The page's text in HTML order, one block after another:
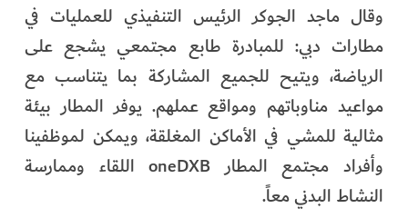
وقال ماجد الجوكر الرئيس التنفيذي للعمليات في
مطارات دبي: للمبادرة طابع مجتمعي يشجع على
الرياضة، ويتيح للجميع المشاركة بما يتناسب مع
مواعيد مناوباتهم ومواقع عملهم. يوفر المطار بيئة
مثالية للمشي في الأماكن المغلقة، ويمكن لموظفينا
وأفراد مجتمع المطار oneDXB اللقاء وممارسة
النشاط البدني معاً.